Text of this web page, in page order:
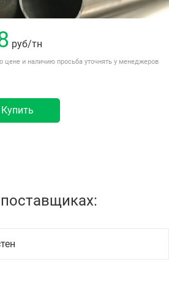
руб/тн
и наличию просьба уточнять у менеджеров
Купить